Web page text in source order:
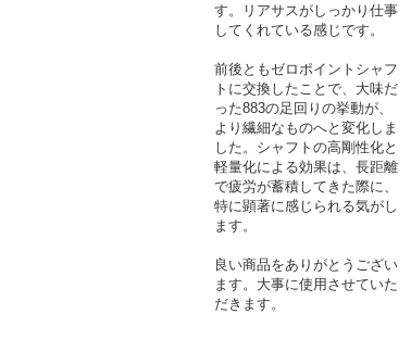
す。リアサスがしっかり仕事
してくれている感じです。
前後ともゼロポイントシャフ
トに交換したことで、大味だ
った883の足回りの挙動が、
より繊細なものへと変化しま
した。シャフトの高剛性化と
軽量化による効果は、長距離
で疲労が蓄積してきた際に、
特に顕著に感じられる気がし
ます。
良い商品をありがとうござい
ます。大事に使用させていた
だきます。